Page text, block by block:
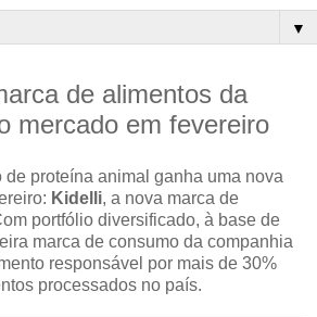
▼
de alimentos da
mercado em fevereiro
proteína animal ganha uma nova
Kidelli, a nova marca de
portfólio diversificado, à base de
marca de consumo da companhia
responsável por mais de 30%
processados no país.